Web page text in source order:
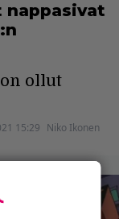
nappasivat
ollut
15:29 Niko Ikonen